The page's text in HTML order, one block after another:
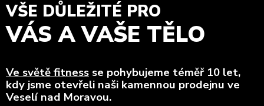
VŠE DŮLEŽITÉ PRO
VÁS A VAŠE TĚLO
Ve světě fitness se pohybujeme téměř 10 let,
kdy jsme otevřeli naši kamennou prodejnu ve
Veselí nad Moravou.